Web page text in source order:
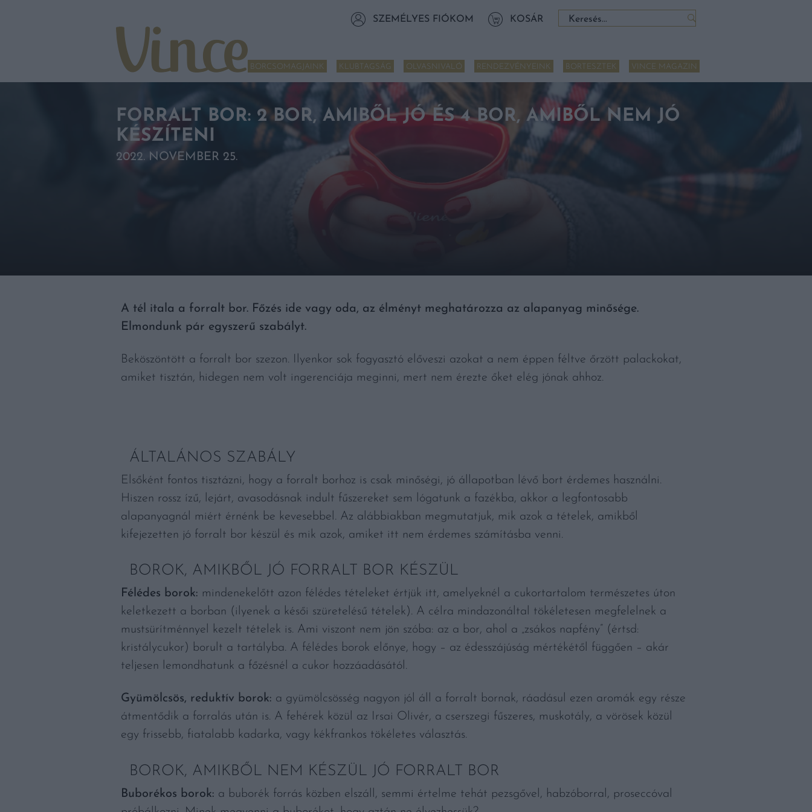
SZEMÉLYES FIÓKOM KOSÁR Keresés:
BORCSOMAGJAINK KLUBTAGSÁG OLVASNIVALÓ RENDEZVÉNYEINK BORTESZTEK VINCE MAGAZIN
FORRALT BOR: 2 BOR, AMIBŐL JÓ ÉS 4 BOR, AMIBŐL NEM JÓ
KÉSZÍTENI
2022. NOVEMBER 25.
A tél itala a forralt bor. Főzés ide vagy oda, az élményt meghatározza az alapanyag minősége.
Elmondunk pár egyszerű szabályt.
Beköszöntött a forralt bor szezon. Ilyenkor sok fogyasztó előveszi azokat a nem éppen féltve őrzött palackokat,
amiket tisztán, hidegen nem volt ingerenciája meginni, mert nem érezte őket elég jónak ahhoz.
ÁLTALÁNOS SZABÁLY
Elsőként fontos tisztázni, hogy a forralt borhoz is csak minőségi, jó állapotban lévő bort érdemes használni.
Hiszen rossz ízű, lejárt, avasodásnak indult fűszereket sem lógatunk a fazékba, akkor a legfontosabb
alapanyagnál miért érnénk be kevesebbel. Az alábbiakban megmutatjuk, mik azok a tételek, amikből
kifejezetten jó forralt bor készül és mik azok, amiket itt nem érdemes számításba venni.
BOROK, AMIKBŐL JÓ FORRALT BOR KÉSZÜL
Félédes borok: mindenekelőtt azon félédes tételeket értjük itt, amelyeknél a cukortartalom természetes úton
keletkezett a borban (ilyenek a késői szüretelésű tételek). A célra mindazonáltal tökéletesen megfelelnek a
mustsürítménnyel kezelt tételek is. Ami viszont nem jön szóba: az a bor, ahol a „zsákos napfény” (értsd:
kristálycukor) borult a tartályba. A félédes borok előnye, hogy – az édesszájúság mértékétől függően – akár
teljesen lemondhatunk a főzésnél a cukor hozzáadásától.
Gyümölcsös, reduktív borok: a gyümölcsösség nagyon jól áll a forralt bornak, ráadásul ezen aromák egy része
átmentődik a forralás után is. A fehérek közül az Irsai Olivér, a cserszegi fűszeres, muskotály, a vörösek közül
egy frissebb, fiatalabb kadarka, vagy kékfrankos tökéletes választás.
BOROK, AMIKBŐL NEM KÉSZÜL JÓ FORRALT BOR
Buborékos borok: a buborék forrás közben elszáll, semmi értelme tehát pezsgővel, habzóborral, proseccóval